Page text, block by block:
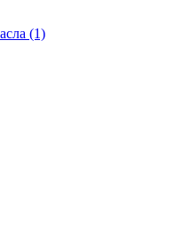
(1)